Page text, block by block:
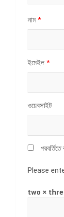
নাম *
ইমেইল *
ওয়েবসাইট
Please
two ×